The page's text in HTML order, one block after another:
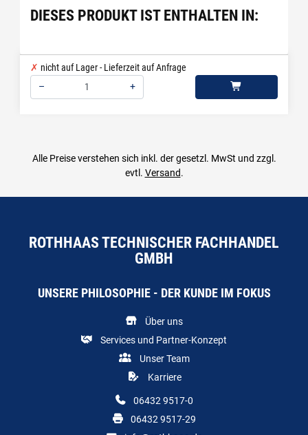
DIESES PRODUKT IST ENTHALTEN IN:
nicht auf Lager - Lieferzeit auf Anfrage
–
+
Alle Preise verstehen sich inkl. der gesetzl. MwSt und zzgl.
evtl. Versand.
ROTHHAAS TECHNISCHER FACHHANDEL
GMBH
UNSERE PHILOSOPHIE - DER KUNDE IM FOKUS
Über uns
Services und Partner-Konzept
Unser Team
Karriere
06432 9517-0
06432 9517-29